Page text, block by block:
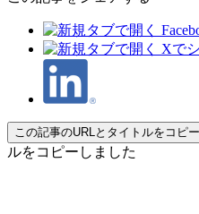
この記事のURLとタイトルをコピ
ルをコピーしました